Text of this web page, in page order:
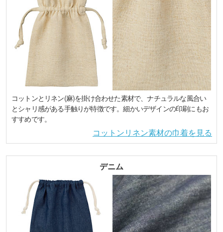
コットンとリネン(麻)を掛け合わせた素材で、ナチュラルな風合い
とシャリ感がある手触りが特徴です。細かいデザインの印刷にもお
すすめです。
コットンリネン素材の巾着を見る
デニム